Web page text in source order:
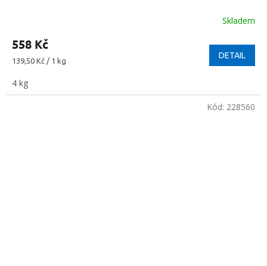
Skladem
558 Kč
Měrná
139,50 Kč / 1 kg
DETAIL
4 kg
Kód: 228560